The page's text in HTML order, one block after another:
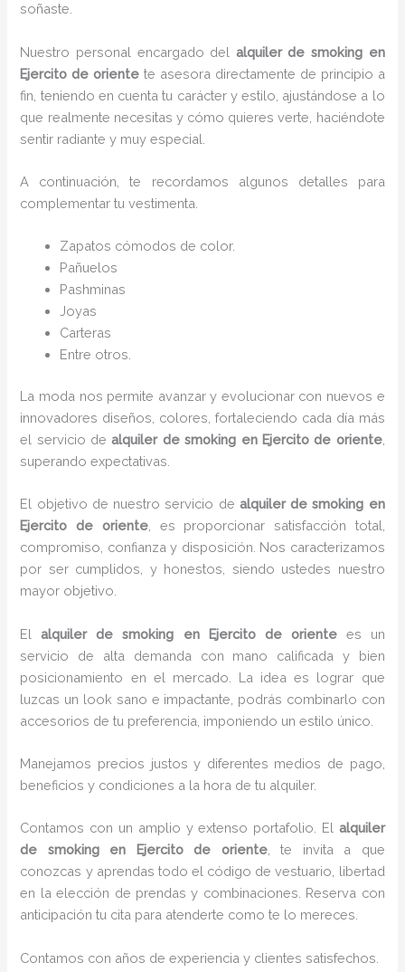
soñaste.
Nuestro personal encargado del alquiler de smoking en
Ejercito de oriente te asesora directamente de principio a
fin, teniendo en cuenta tu carácter y estilo, ajustándose a lo
que realmente necesitas y cómo quieres verte, haciéndote
sentir radiante y muy especial.
A continuación, te recordamos algunos detalles para
complementar tu vestimenta.
Zapatos cómodos de color.
Pañuelos
Pashminas
Joyas
Carteras
Entre otros.
La moda nos permite avanzar y evolucionar con nuevos e
innovadores diseños, colores, fortaleciendo cada día más
el servicio dealquiler de smoking en Ejercito de oriente,
superando expectativas.
El objetivo de nuestro servicio de alquiler de smoking en
Ejercito de oriente, es proporcionar satisfacción total,
compromiso, confianza y disposición. Nos caracterizamos
por ser cumplidos, y honestos, siendo ustedes nuestro
mayor objetivo.
Elalquiler de smoking en Ejercito de oriente es un
servicio de alta demanda con mano calificada y bien
posicionamiento en el mercado. La idea es lograr que
luzcas un look sano e impactante, podrás combinarlo con
accesorios de tu preferencia, imponiendo un estilo único.
Manejamos precios justos y diferentes medios de pago,
beneficios y condiciones a la hora de tu alquiler.
Contamos con un amplio y extenso portafolio. El alquiler
de smoking en Ejercito de oriente, te invita a que
conozcas y aprendas todo el código de vestuario, libertad
en la elección de prendas y combinaciones. Reserva con
anticipación tu cita para atenderte como te lo mereces.
Contamos con años de experiencia y clientes satisfechos.